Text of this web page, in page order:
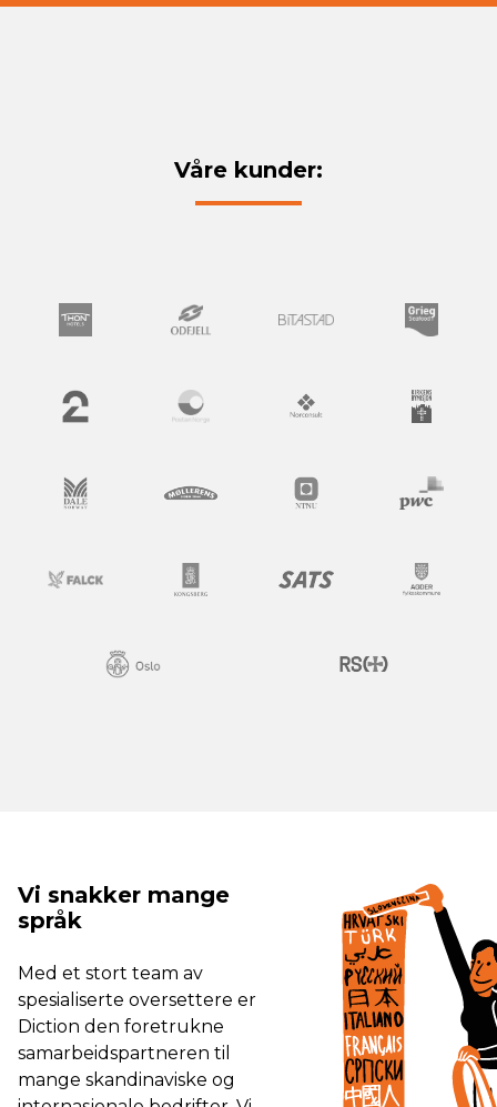
Våre kunder:
Vi snakker mange
språk
Med et stort team av
spesialiserte oversettere er
Diction den foretrukne
samarbeidspartneren til
mange skandinaviske og